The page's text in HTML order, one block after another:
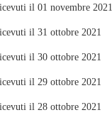
il 01 novembre 2021
il 31 ottobre 2021
il 30 ottobre 2021
il 29 ottobre 2021
il 28 ottobre 2021